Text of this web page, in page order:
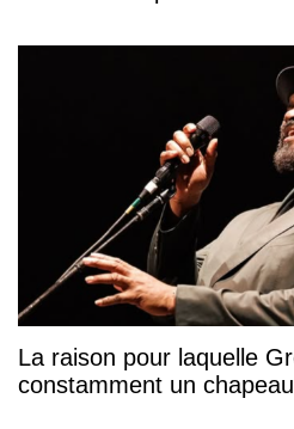
La raison pour laquelle
constamment un chapeau